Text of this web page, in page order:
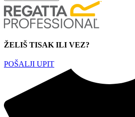
ŽELIŠ TISAK ILI VEZ?
POŠALJI UPIT